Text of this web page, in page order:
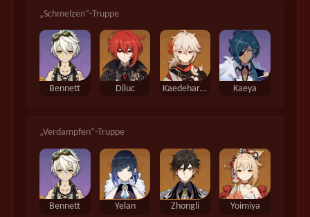
„Schmelzen“-Truppe
Bennett Diluc Kaedehara Kazuha Kaeya
„Verdampfen“-Truppe
Bennett Yelan Zhongli Yoimiya